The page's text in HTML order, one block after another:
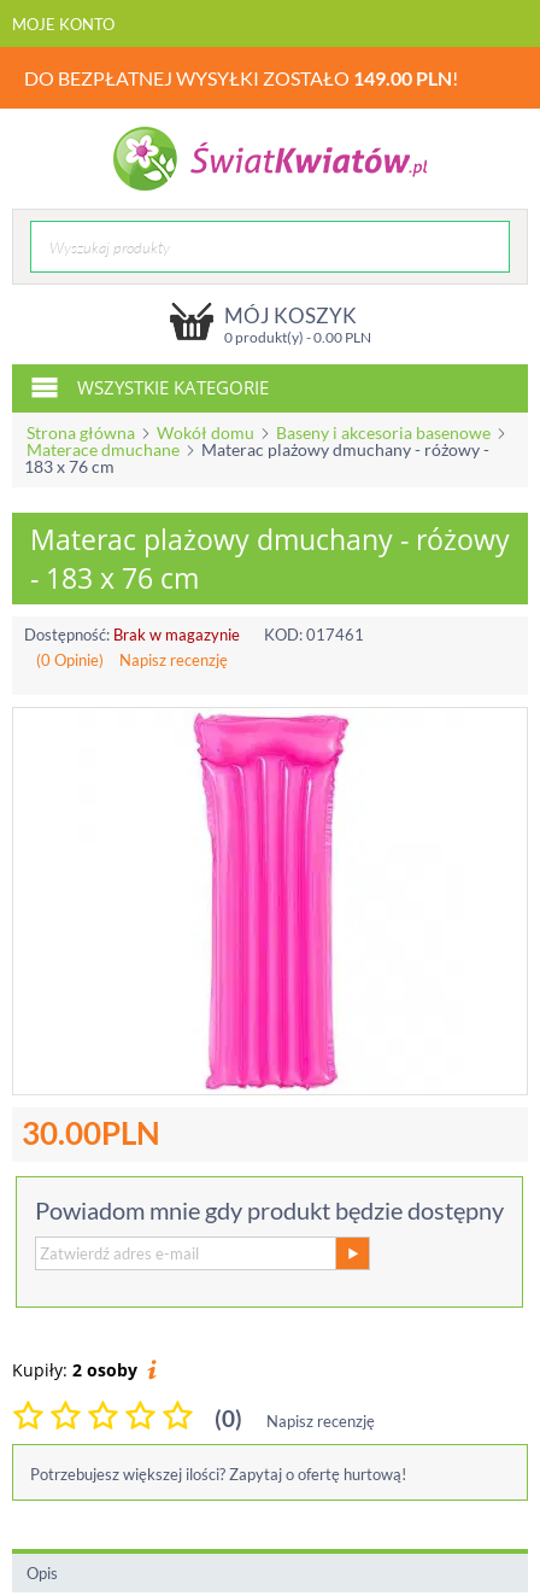
MOJE KONTO
DO BEZPŁATNEJ WYSYŁKI ZOSTAŁO 149.00 PLN!
MÓJ KOSZYK
0 produkt(y) -0.00PLN
WSZYSTKIE KATEGORIE
Strona główna Wokół domu
Baseny i akcesoria basenowe
Materace dmuchane
Materac plażowy dmuchany - różowy -
183 x 76 cm
Materac plażowy dmuchany - różowy
- 183 x 76 cm
Dostępność: Brak w magazynie KOD:017461
(0 Opinie)
Napisz recenzję
30.00PLN
Powiadom mnie gdy produkt będzie dostępny
Kupiły: 2 osoby
(0) Napisz recenzję
Potrzebujesz większej ilości? Zapytaj o ofertę hurtową!
Opis